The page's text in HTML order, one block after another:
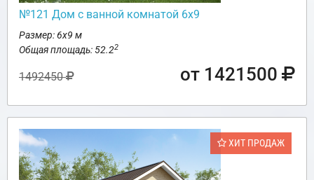
№121 Дом с ванной комнатой 6х9
Размер: 6х9 м
Общая площадь: 52.22
1492450 от 1421500
ХИТ ПРОДАЖ